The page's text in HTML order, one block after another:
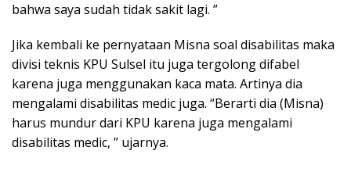
bahwa saya sudah tidak sakit lagi. ”
Jika kembali ke pernyataan Misna soal disabilitas maka
divisi teknis KPU Sulsel itu juga tergolong difabel
karena juga menggunakan kaca mata. Artinya dia
mengalami disabilitas medic juga. “Berarti dia (Misna)
harus mundur dari KPU karena juga mengalami
disabilitas medic, ” ujarnya.